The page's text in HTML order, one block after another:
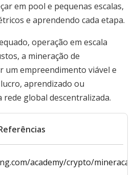
em pool e pequenas escalas,
e aprendendo cada etapa.
operação em escala
a mineração de
um empreendimento viável e
aprendizado ou
global descentralizada.
academy/crypto/